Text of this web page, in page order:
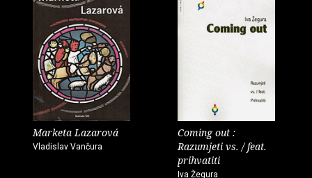
Marketa Lazarová
Vladislav Vančura
Coming out :
Razumjeti vs. / feat.
prihvatiti
Iva Žegura